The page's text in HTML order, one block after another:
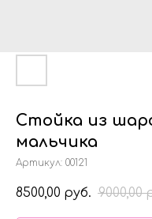
Стойка из
мальчика
Артикул: 00121
8500,00 руб. 9000,00